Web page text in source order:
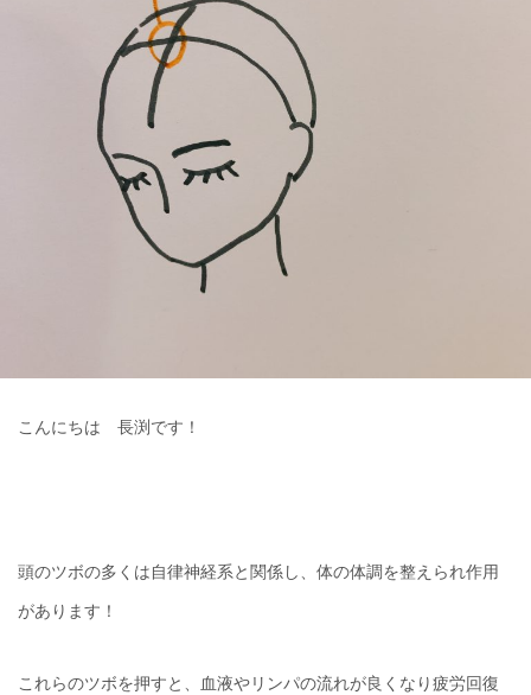
こんにちは 長渕です！
頭のツボの多くは自律神経系と関係し、体の体調を整えられ作用
があります！
これらのツボを押すと、血液やリンパの流れが良くなり疲労回復